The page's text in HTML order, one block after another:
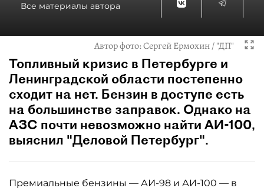
Все материалы автора
Автор фото:Сергей Ермохин / "ДП"
Топливный кризис в Петербурге и
Ленинградской области постепенно
сходит на нет. Бензин в доступе есть
на большинстве заправок. Однако на
АЗС почти невозможно найти АИ-100,
выяснил "Деловой Петербург".
Премиальные бензины — АИ-98 и АИ-100 — в